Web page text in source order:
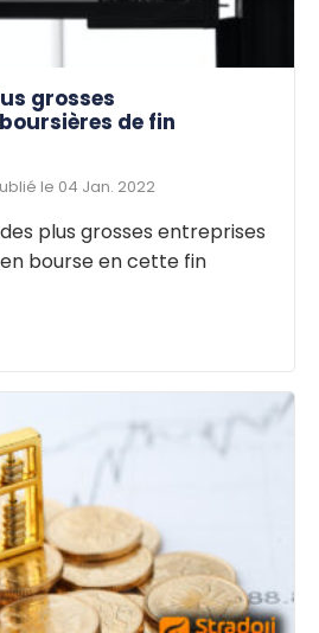
grosses
de fin
le 04 Jan. 2022
plus grosses entreprises
bourse en cette fin